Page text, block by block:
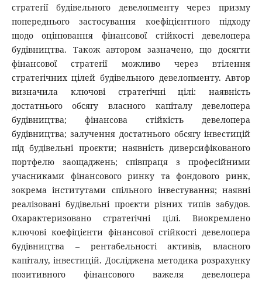
стратегії будівельного девелопменту через призму
попереднього застосування коефіцієнтного підходу
щодо оцінювання фінансової стійкості девелопера
будівництва. Також автором зазначено, що досягти
фінансової стратегії можливо через втілення
стратегічних цілей будівельного девелопменту. Автор
визначила ключові стратегічні цілі: наявність
достатнього обсягу власного капіталу девелопера
будівництва; фінансова стійкість девелопера
будівництва; залучення достатнього обсягу інвестицій
під будівельні проєкти; наявність диверсифікованого
портфелю заощаджень; співпраця з професійними
учасниками фінансового ринку та фондового ринк,
зокрема інститутами спільного інвестування; наявні
реалізовані будівельні проєкти різних типів забудов.
Охарактеризовано стратегічні цілі. Виокремлено
ключові коефіцієнти фінансової стійкості девелопера
будівництва – рентабельності активів, власного
капіталу, інвестицій. Досліджена методика розрахунку
позитивного фінансового важеля девелопера